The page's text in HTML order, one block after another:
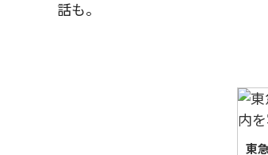
話も。
東